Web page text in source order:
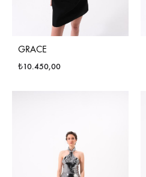
GRACE
₺10.450,00